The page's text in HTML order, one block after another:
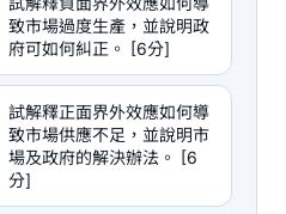
致市場過度生產，並說明政
府可如何糾正。 [6分]
試解釋正面界外效應如何導
致市場供應不足，並說明市
場及政府的解決辦法。 [6
分]